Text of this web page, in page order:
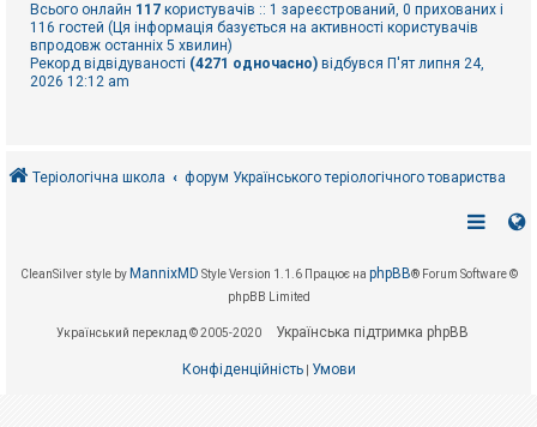
Всього онлайн 117 користувачів :: 1 зареєстрований, 0 прихованих і
116 гостей (Ця інформація базується на активності користувачів
впродовж останніх 5 хвилин)
Рекорд відвідуваності (4271 одночасно) відбувся П'ят липня 24,
2026 12:12 am
Теріологічна школа форум Українського теріологічного товариства
CleanSilver style by MannixMD Style Version 1.1.6 Працює на phpBB® Forum Software ©
phpBB Limited
Український переклад © 2005-2020 Українська підтримка phpBB
Конфіденційність| Умови